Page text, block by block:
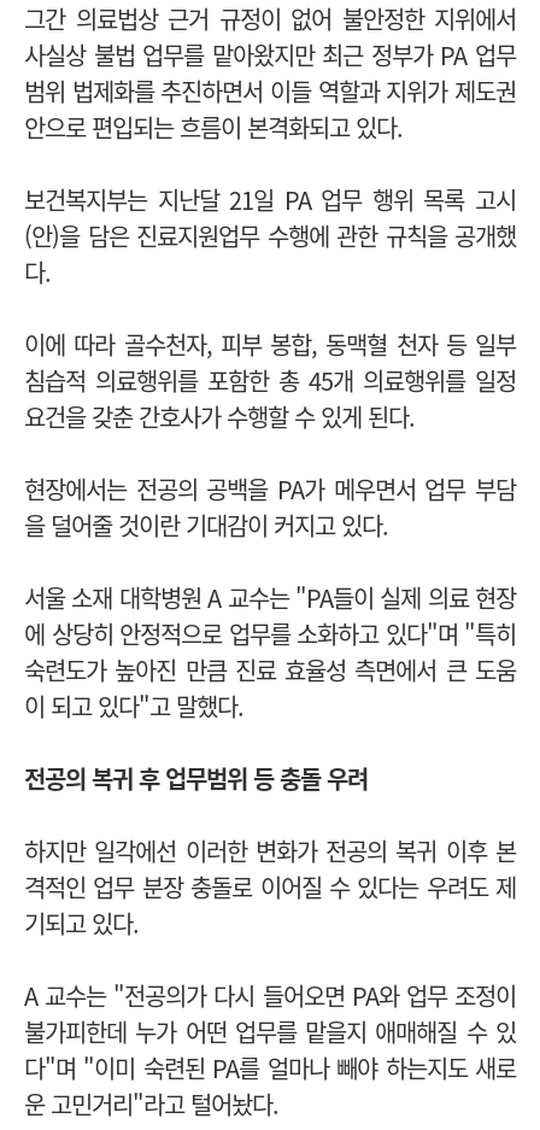
그간 의료법상 근거 규정이 없어 불안정한 지위에서
사실상 불법 업무를 맡아왔지만최근 정부가 PA 업무
범위 법제화를 추진하면서 이들 역할과 지위가 제도권
안으로 편입되는 흐름이 본격화되고 있다.
보건복지부는 지난달 21일 PA 업무 행위 목록 고시
(안)을 담은 진료지원업무 수행에 관한 규칙을 공개했
다.
이에 따라 골수천자, 피부 봉합, 동맥혈 천자 등 일부
침습적 의료행위를 포함한 총 45개 의료행위를 일정
요건을 갖춘 간호사가 수행할 수 있게 된다.
현장에서는 전공의 공백을 PA가 메우면서 업무 부담
을 덜어줄 것이란 기대감이 커지고 있다.
서울 소재 대학병원 A 교수는"PA들이 실제 의료 현장
에 상당히 안정적으로 업무를 소화하고 있다"며 "특히
숙련도가 높아진 만큼 진료 효율성 측면에서 큰 도움
이 되고 있다"고 말했다.
전공의 복귀 후 업무범위 등 충돌 우려
하지만 일각에선 이러한 변화가 전공의 복귀 이후 본
격적인 업무 분장 충돌로 이어질 수 있다는 우려도 제
기되고 있다.
A 교수는 "전공의가 다시 들어오면 PA와 업무 조정이
불가피한데 누가 어떤 업무를 맡을지 애매해질 수 있
다"며 "이미 숙련된 PA를 얼마나 빼야 하는지도 새로
운 고민거리"라고 털어놨다.